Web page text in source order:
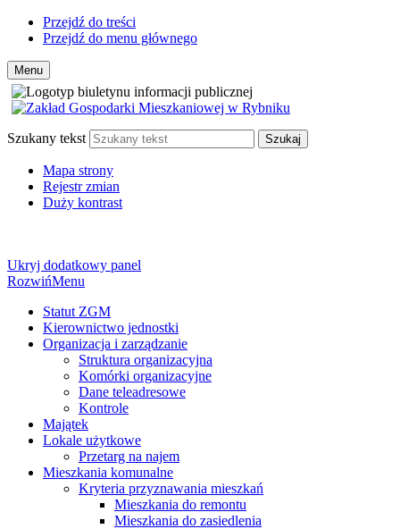
Przejdź do treści
Przejdź do menu głównego
Menu
Szukany tekst Szukaj
Mapa strony
Rejestr zmian
Duży kontrast
Ukryj dodatkowy panel
RozwińMenu
Statut ZGM
Kierownictwo jednostki
Organizacja i zarządzanie
Struktura organizacyjna
Komórki organizacyjne
Dane teleadresowe
Kontrole
Majątek
Lokale użytkowe
Przetarg na najem
Mieszkania komunalne
Kryteria przyznawania mieszkań
Mieszkania do remontu
Mieszkania do zasiedlenia